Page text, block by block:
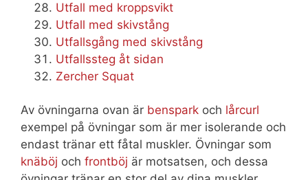
Utfall med kroppsvikt
Utfall med skivstång
Utfallsgång med skivstång
Utfallssteg åt sidan
Zercher Squat
Av övningarna ovan är benspark och lårcurl
exempel på övningar som är mer isolerande och
endast tränar ett fåtal muskler. Övningar som
knäböj och frontböj är motsatsen, och dessa